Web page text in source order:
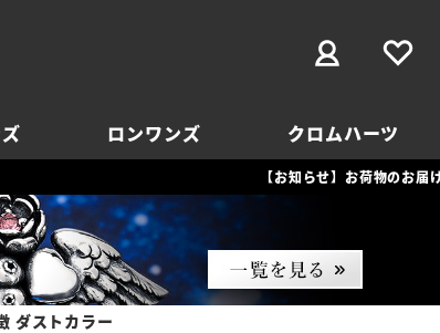
ロンワンズ クロムハーツ
【お知らせ】お荷物のお届
ダストカラー